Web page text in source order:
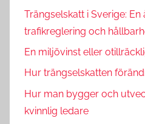
Trängselskatt i Sverige:
trafikreglering och
En miljövinst eller
Hur trängselskatten
Hur man bygger och
kvinnlig ledare